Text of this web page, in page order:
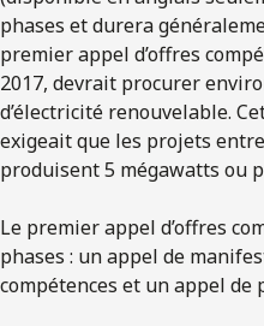
phases et durera
premier appel d’offres
2017, devrait procurer
d’électricité renouvelable.
exigeait que les projets
produisent 5 mégawatts ou
Le premier appel d’offres
phases : un appel de
compétences et un appel de